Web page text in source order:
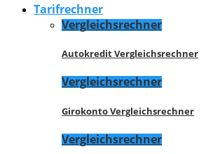
Tarifrechner
Vergleichsrechner
Autokredit Vergleichsrechner
Vergleichsrechner
Girokonto Vergleichsrechner
Vergleichsrechner